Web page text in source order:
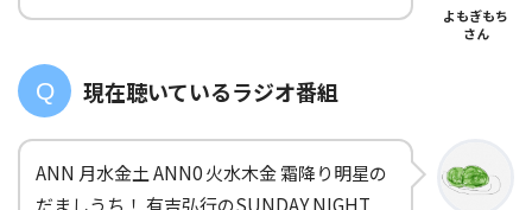
よもぎもち
さん
現在聴いているラジオ番組
ANN 月水金土 ANN0 火水木金 霜降り明星の